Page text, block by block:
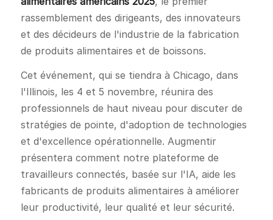
rassemblement des dirigeants, des innovateurs
et des décideurs de l'industrie de la fabrication
de produits alimentaires et de boissons.
Cet événement, qui se tiendra à Chicago, dans
l'Illinois, les 4 et 5 novembre, réunira des
professionnels de haut niveau pour discuter de
stratégies de pointe, d'adoption de technologies
et d'excellence opérationnelle. Augmentir
présentera comment notre plateforme de
travailleurs connectés, basée sur l'IA, aide les
fabricants de produits alimentaires à améliorer
leur productivité, leur qualité et leur sécurité.